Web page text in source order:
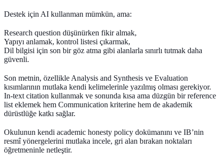
Destek için AI kullanman mümkün, ama:
Research question düşünürken fikir almak,
Yapıyı anlamak, kontrol listesi çıkarmak,
Dil bilgisi için son bir göz atma gibi alanlarla sınırlı tutmak daha
güvenli.
Son metnin, özellikle Analysis and Synthesis ve Evaluation
kısımlarının mutlaka kendi kelimelerinle yazılmış olması gerekiyor.
In-text citation kullanmak ve sonunda kısa ama düzgün bir reference
list eklemek hem Communication kriterine hem de akademik
dürüstlüğe katkı sağlar.
Okulunun kendi academic honesty policy dokümanını ve IB’nin
resmî yönergelerini mutlaka incele, gri alan bırakan noktaları
öğretmeninle netleştir.